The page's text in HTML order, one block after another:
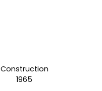
Construction
1965